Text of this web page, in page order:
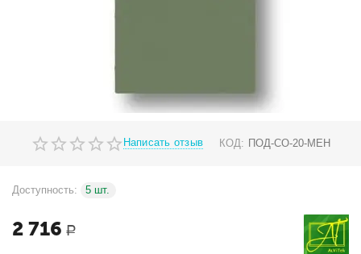
Написать отзыв КОД: ПОД-СО-20-МЕН
Доступность: 5 шт.
2 716 Р